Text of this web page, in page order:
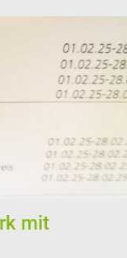
mit